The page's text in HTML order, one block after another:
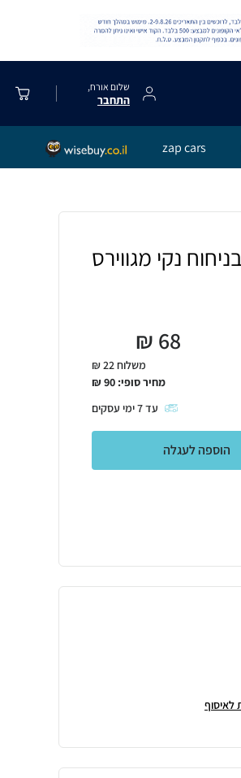
שלום אורח,
התחבר
zap cars
נקי מגווירס
68
₪
משלוח 22 ₪
מחיר סופי: 90
₪
עד7ימי עסקים
הוספה לעגלה
לאיסוף